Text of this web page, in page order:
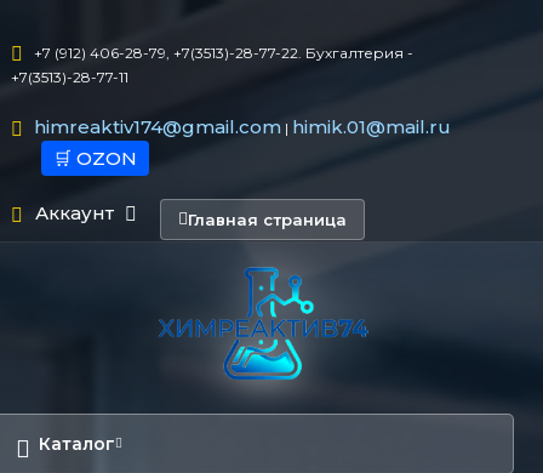
+7 (912) 406-28-79, +7(3513)-28-77-22. Бухгалтерия -
+7(3513)-28-77-11
himreaktiv174@gmail.com| himik.01@mail.ru
🛒 OZON
Аккаунт Главная страница
Каталог